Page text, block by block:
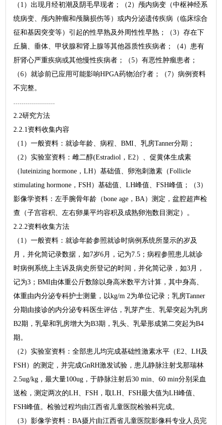
（1）出现月经初潮及阴毛早现者；（2）颅内病变（中枢神经系
统病变、颅内肿瘤和颅脑损伤等）或内分泌遗传疾病（临床综合
征和基因突变等）引起的性早熟及外周性性早熟；（3）存在下
丘脑、垂体、甲状腺和肾上腺等其他器质性疾病者；（4）患有
肝肾心严重疾病或其他慢性疾病者；（5）有恶性肿瘤患者；
（6）就诊前已应用可能影响HPGA药物治疗者；（7）病例资料
不完整。
2.2研究方法
2.2.1资料收集内容
（1）一般资料：就诊年龄、病程、BMI、乳房Tanner分期；
（2）实验室资料：雌二醇(Estradiol，E2）、促黄体生成素
（luteinizing hormone，LH）基础值、卵泡刺激素（Follicle
stimulating hormone，FSH）基础值、LH峰值、FSH峰值；（3）
影像学资料：左手腕骨年龄（bone age，BA）测定，盆腔超声检
查（子宫容积、左右卵巢平均容积及成熟卵泡数目测定）。
2.2.2资料收集方法
（1）一般资料：就诊年龄参照就诊时病例系统所显示的岁及
月，并化简记录数据，如7岁6月，记为7.5；病程参照患儿就诊
时病例系统上主诉及病史所登记的时间，并化简记录，如3月，
记为3；BMI由体重公斤数除以身高米数平方计算，其中身高、
体重由内分泌专科护士测量，以kg/m 2为单位记录；乳房Tanner
分期由接诊的内分泌专科医生评估，乳芽产生、乳晕突起为乳房
B2期，乳晕和乳房增大为B3期，乳头、乳晕形成第二突起为B4
期。
（2）实验室资料：全部患儿均完成基础性激素水平（E2、LH及
FSH）的测定，并完成GnRH激发试验，患儿静脉注射戈那瑞林
2.5ug/kg，最大量100ug，于静脉注射后30 min、60 min分别采血
送检，测定两次的LH、FSH，取LH、FSH最大值为LH峰值、
FSH峰值。检验过程均由江西省儿童医院检验科完成。
（3）影像学资料：BA摄片由江西省儿童医院影像科专业人员完